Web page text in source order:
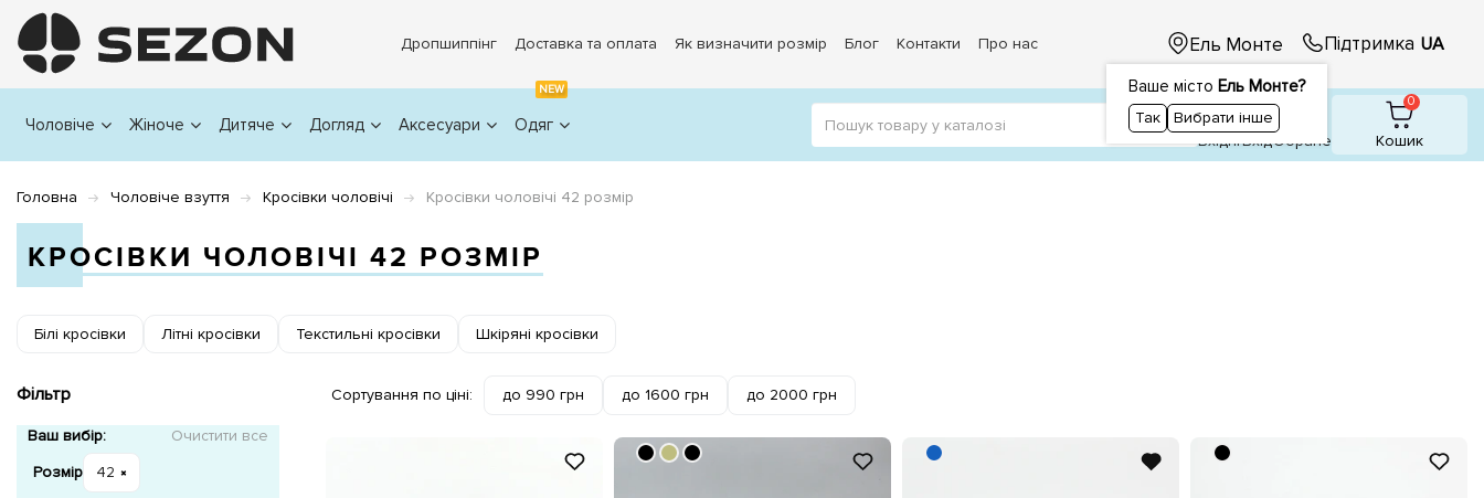
Дропшиппінг Доставка та оплата Як визначити розмір Блог Контакти Про нас Ель Монте
Ваше місто Ель Монте?
Так Вибрати інше
Підтримка UA
Чоловіче Жіноче Дитяче Догляд Аксесуари
NEW
Одяг
1
ВхідніВхiдОбране
0
Кошик
Головна Чоловіче взуття Кросівки чоловічі Кросівки чоловічі 42 розмір
КРОСІВКИ ЧОЛОВІЧІ 42 РОЗМІР
Білі кросівки Літні кросівки Текстильні кросівки Шкіряні кросівки
Фільтр
Ваш вибір:
Очистити все
Розмір
42
Сортування по ціні: до 990 грн до 1600 грн до 2000 грн